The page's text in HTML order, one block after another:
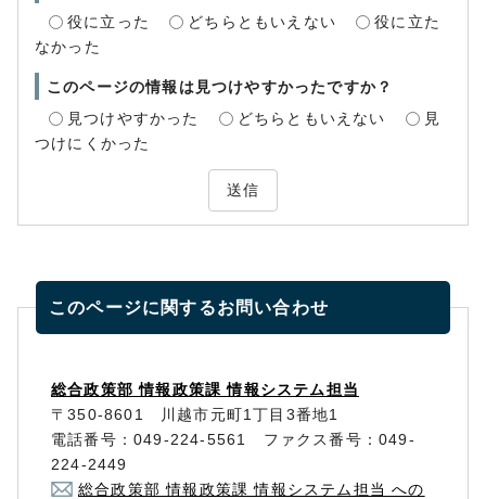
役に立った
どちらともいえない
役に立た
なかった
このページの情報は見つけやすかったですか？
見つけやすかった
どちらともいえない
見
つけにくかった
送信
このページに関するお問い合わせ
総合政策部 情報政策課 情報システム担当
〒350-8601 川越市元町1丁目3番地1
電話番号：049-224-5561 ファクス番号：049-
224-2449
総合政策部 情報政策課 情報システム担当 への